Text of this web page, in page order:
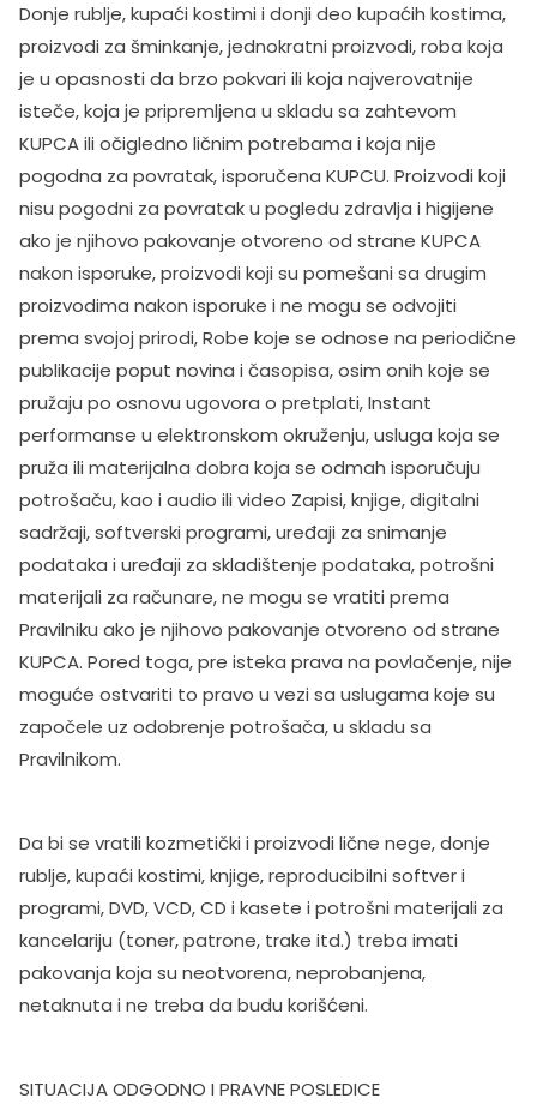
Donje rublje, kupaći kostimi i donji deo kupaćih kostima,
proizvodi za šminkanje, jednokratni proizvodi, roba koja
je u opasnosti da brzo pokvari ili koja najverovatnije
isteče, koja je pripremljena u skladu sa zahtevom
KUPCA ili očigledno ličnim potrebama i koja nije
pogodna za povratak, isporučena KUPCU. Proizvodi koji
nisu pogodni za povratak u pogledu zdravlja i higijene
ako je njihovo pakovanje otvoreno od strane KUPCA
nakon isporuke, proizvodi koji su pomešani sa drugim
proizvodima nakon isporuke i ne mogu se odvojiti
prema svojoj prirodi, Robe koje se odnose na periodične
publikacije poput novina i časopisa, osim onih koje se
pružaju po osnovu ugovora o pretplati, Instant
performanse u elektronskom okruženju, usluga koja se
pruža ili materijalna dobra koja se odmah isporučuju
potrošaču, kao i audio ili video Zapisi, knjige, digitalni
sadržaji, softverski programi, uređaji za snimanje
podataka i uređaji za skladištenje podataka, potrošni
materijali za računare, ne mogu se vratiti prema
Pravilniku ako je njihovo pakovanje otvoreno od strane
KUPCA. Pored toga, pre isteka prava na povlačenje, nije
moguće ostvariti to pravo u vezi sa uslugama koje su
započele uz odobrenje potrošača, u skladu sa
Pravilnikom.
Da bi se vratili kozmetički i proizvodi lične nege, donje
rublje, kupaći kostimi, knjige, reproducibilni softver i
programi, DVD, VCD, CD i kasete i potrošni materijali za
kancelariju (toner, patrone, trake itd.) treba imati
pakovanja koja su neotvorena, neprobanjena,
netaknuta i ne treba da budu korišćeni.
SITUACIJA ODGODNO I PRAVNE POSLEDICE